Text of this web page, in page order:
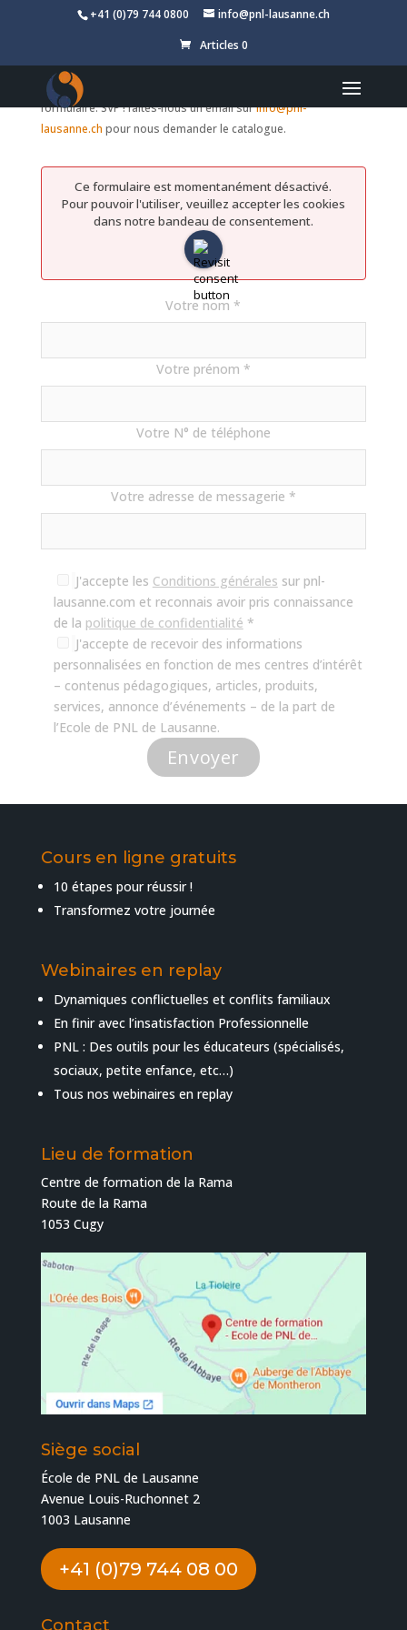
+41 (0)79 744 0800
info@pnl-lausanne.ch
Articles 0
Télécharger le catalogue des
formations en Coaching
Depuis le 15 juin 2026 nous avons des problèmes avec ce
formulaire. SVP ! faites-nous un email surinfo@pnl-
lausanne.ch pour nous demander le catalogue.
Ce formulaire est momentanément désactivé.
Pour pouvoir l'utiliser, veuillez accepter les cookies
dans notre bandeau de consentement.
Votre nom *
Votre prénom *
Votre N° de téléphone
Votre adresse de messagerie *
J'accepte les Conditions générales sur pnl-
lausanne.com et reconnais avoir pris connaissance
de la politique de confidentialité *
J'accepte de recevoir des informations
personnalisées en fonction de mes centres d’intérêt
– contenus pédagogiques, articles, produits,
services, annonce d’événements – de la part de
l’Ecole de PNL de Lausanne.
Cours en ligne gratuits
10 étapes pour réussir !
Transformez votre journée
Webinaires en replay
Dynamiques conflictuelles et conflits familiaux
En finir avec l’insatisfaction Professionnelle
PNL : Des outils pour les éducateurs (spécialisés,
sociaux, petite enfance, etc…)
Tous nos webinaires en replay
Lieu de formation
Centre de formation de la Rama
Route de la Rama
1053 Cugy
Siège social
École de PNL de Lausanne
Avenue Louis-Ruchonnet 2
1003 Lausanne
+41 (0)79 744 08 00
Contact